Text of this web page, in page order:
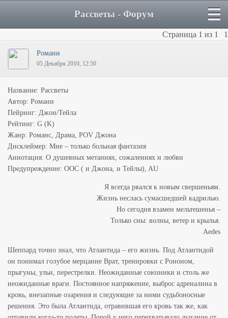
Рассветы - Форум
Страница 1 из 1 1
Романи
05 Декабря 2010, 12:50
Название: Рассветы
Автор: Романи
Пейринг: Джон/Тейла
Рейтинг: G (K)
Жанр: Романс, Драма, POV Джона
Дисклеймер: Мне – только больная фантазия
Аннотация: О душевных метаниях, сожалениях и любви
Предупреждение: OOC ( и Джона, и Тейлы), AU
Я всегда рвался к новым свершеньям.
Жизнь неслась сумасшедшей кадрилью.
Но сегодня взамен мельтешенья –
Только сны: волны, ветер и крылья.
Aedes
Шеппард точно знал, что Атлантида – его жизнь. Под Атлантидой
он понимал голубое мерцание Врат, тренировки с Рононом,
прыгуны, ульи, перестрелки. Неожиданные союзники и столь же
неожиданные враги. Постоянное напряжение, выброс адреналина в
кровь, внезапные озарения и следующие за ними судьбоносные
решения. Это была Атлантида, отравившая его кровь так же, как